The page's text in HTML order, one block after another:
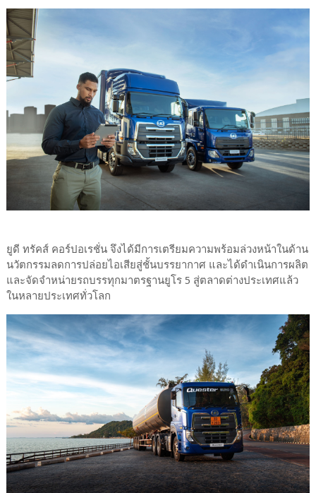
ยูดี ทรัคส์ คอร์ปอเรชั่น จึงได้มีการเตรียมความพร้อมล่วงหน้าในด้าน
นวัตกรรมลดการปล่อยไอเสียสู่ชั้นบรรยากาศ และได้ดำเนินการผลิต
และจัดจำหน่ายรถบรรทุกมาตรฐานยูโร 5 สู่ตลาดต่างประเทศแล้ว
ในหลายประเทศทั่วโลก